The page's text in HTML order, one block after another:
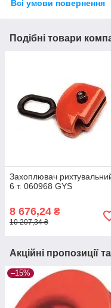
Всі умови повернення
Подібні товари
Захоплювач
6 т. 060968 GYS
8 676,24 ₴
10 207,34 ₴
Акційні пропозиції
–15%